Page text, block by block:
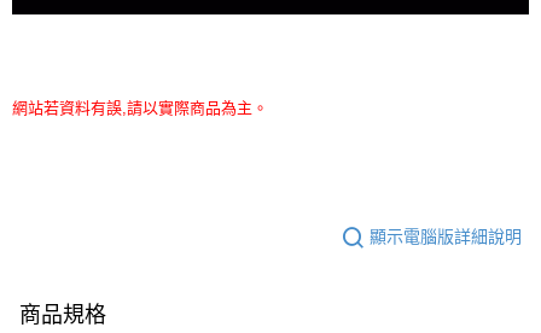
網站若資料有誤,請以實際商品為主。
顯示電腦版詳細說明
商品規格